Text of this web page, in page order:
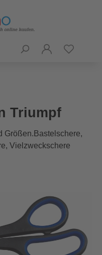
Triumpf
Größen.Bastelschere,
Vielzweckschere